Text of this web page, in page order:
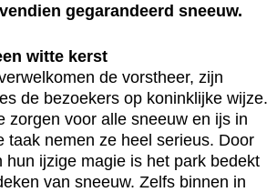
gegarandeerd sneeuw.
witte kerst
de vorstheer, zijn
de bezoekers op koninklijke wijze.
zorgen voor alle sneeuw en ijs in
taak nemen ze heel serieus. Door
hun ijzige magie is het park bedekt
van sneeuw. Zelfs binnen in